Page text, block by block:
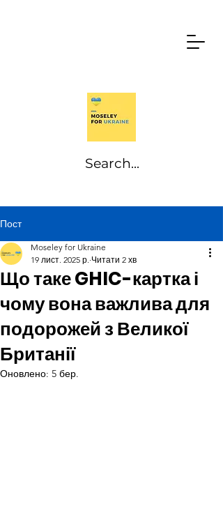
Пост
Що таке GHIC-картка і
чому вона важлива для
подорожей з Великої
Британії
Moseley for Ukraine
19 лист. 2025 р. Читати 2 хв
Оновлено: 5 бер.